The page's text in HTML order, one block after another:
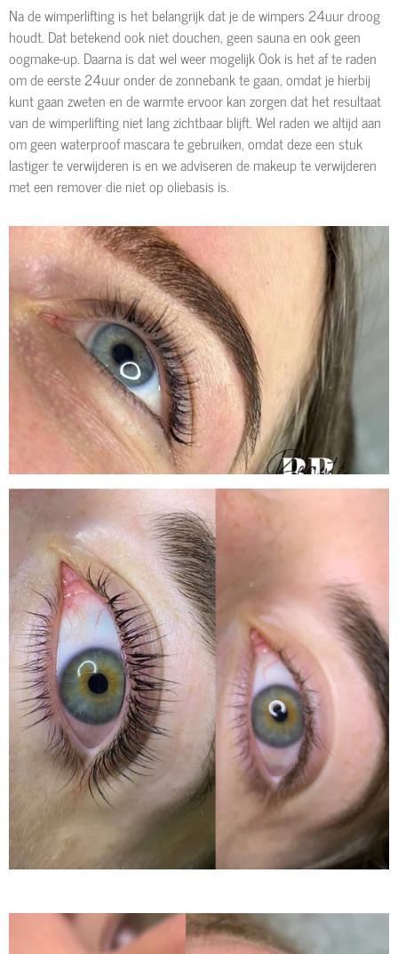
Na de wimperlifting is het belangrijk dat je de wimpers 24uur droog
houdt. Dat betekend ook niet douchen, geen sauna en ook geen
oogmake-up. Daarna is dat wel weer mogelijk Ook is het af te raden
om de eerste 24uur onder de zonnebank te gaan, omdat je hierbij
kunt gaan zweten en de warmte ervoor kan zorgen dat het resultaat
van de wimperlifting niet lang zichtbaar blijft. Wel raden we altijd aan
om geen waterproof mascara te gebruiken, omdat deze een stuk
lastiger te verwijderen is en we adviseren de makeup te verwijderen
met een remover die niet op oliebasis is.